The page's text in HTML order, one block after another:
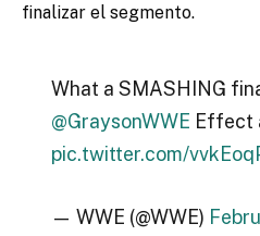
finalizar el segmento.
What a SMASHING
@GraysonWWE Effect
pic.twitter.com/
— WWE (@WWE)